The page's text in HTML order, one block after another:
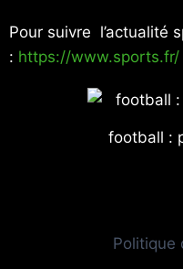
Pour suivre l’actualité
: https://www.sports.fr/
football :
Politique